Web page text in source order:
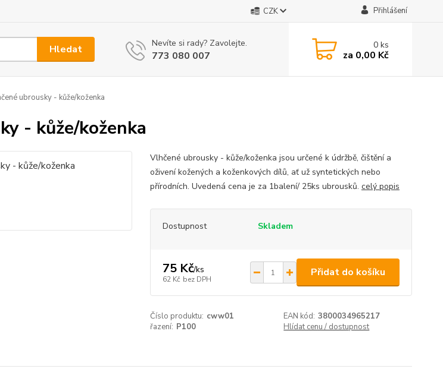
CZK Přihlášení
Hledat Nevíte si rady? Zavolejte.
773 080 007
0ks
za 0,00 Kč
ubrousky - kůže/koženka
- kůže/koženka
Vlhčené ubrousky - kůže/koženka jsou určené k údržbě, čištění a
oživení kožených a koženkových dílů, ať už syntetických nebo
přírodních. Uvedená cena je za 1balení/ 25ks ubrousků. celý popis
Dostupnost Skladem
75 Kč/ks
62 Kč bez DPH
Přidat do košíku
Číslo produktu: cww01 EAN kód: 3800034965217
řazení: P100 Hlídat cenu / dostupnost